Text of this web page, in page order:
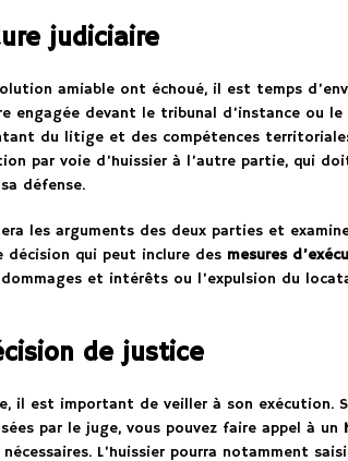
judiciaire
amiable ont échoué, il est temps
engagée devant le tribunal d’instance ou
du litige et des compétences
par voie d’huissier à l’autre partie, qui
défense.
les arguments des deux parties et
décision qui peut inclure des mesures
et intérêts ou l’expulsion du
de justice
il est important de veiller à son exécution.
par le juge, vous pouvez faire appel à un
L’huissier pourra notamment